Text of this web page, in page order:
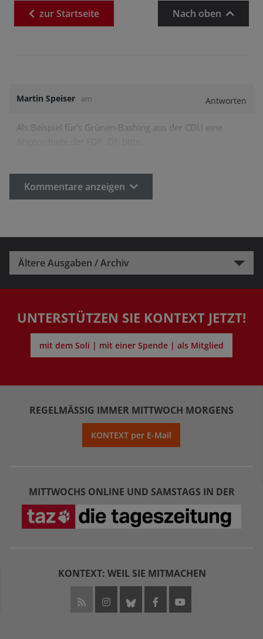
zurStartseite Nach oben
Martin Speiser am Antworten
Als Beispiel für's Grünen-Bashing aus der CDU eine
Kommentare anzeigen
Ältere Ausgaben / Archiv
UNTERSTÜTZEN SIE KONTEXT JETZT!
mit dem Soli | mit einer Spende | als Mitglied
REGELMÄSSIG IMMER MITTWOCH MORGENS
KONTEXT per E-Mail
MITTWOCHS ONLINE UND SAMSTAGS IN DER
KONTEXT: WEIL SIE MITMACHEN